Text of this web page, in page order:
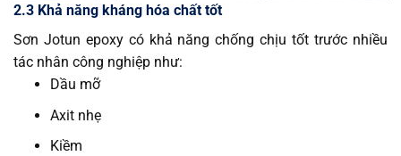
2.3 Khả năng kháng hóa chất tốt
Sơn Jotun epoxy có khả năng chống chịu tốt trước nhiều
tác nhân công nghiệp như:
Dầu mỡ
Axit nhẹ
Kiềm